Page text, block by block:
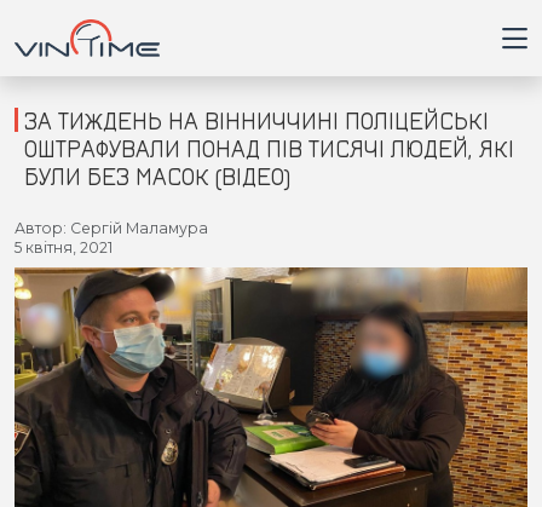
Головна
Війна
Новини
Кримінал
Здоров'я
Приватна думка
ЗА ТИЖДЕНЬ НА ВІННИЧЧИНІ ПОЛІЦЕЙСЬКІ
ОШТРАФУВАЛИ ПОНАД ПІВ ТИСЯЧІ ЛЮДЕЙ, ЯКІ
БУЛИ БЕЗ МАСОК (ВІДЕО)
Автор: Сергій Маламура
5 квітня, 2021